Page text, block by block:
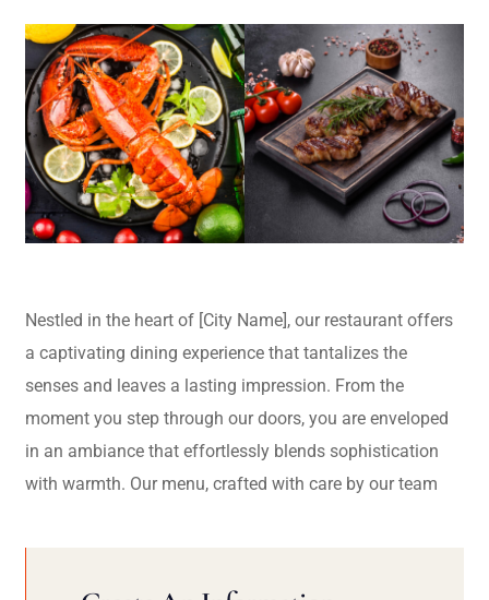
Nestled in the heart of [City Name], our restaurant offers
a captivating dining experience that tantalizes the
senses and leaves a lasting impression. From the
moment you step through our doors, you are enveloped
in an ambiance that effortlessly blends sophistication
with warmth. Our menu, crafted with care by our team